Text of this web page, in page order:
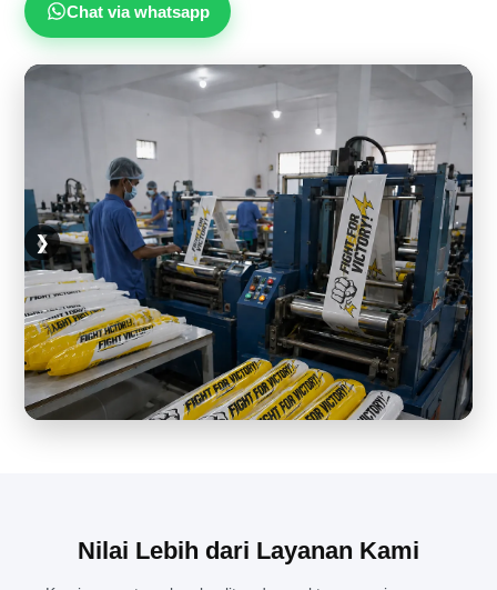
Chat via whatsapp
❮
❯
Nilai Lebih dari Layanan Kami